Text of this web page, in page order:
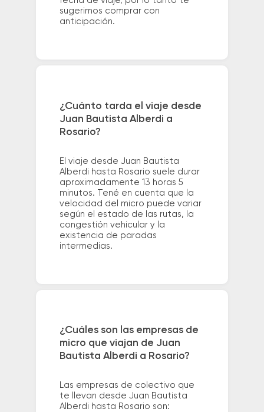
sugerimos comprar con
anticipación.
¿Cuánto tarda el viaje desde
Juan Bautista Alberdi a
Rosario?
El viaje desde Juan Bautista
Alberdi hasta Rosario suele durar
aproximadamente 13 horas 5
minutos. Tené en cuenta que la
velocidad del micro puede variar
según el estado de las rutas, la
congestión vehicular y la
existencia de paradas
intermedias.
¿Cuáles son las empresas de
micro que viajan de Juan
Bautista Alberdi a Rosario?
Las empresas de colectivo que
te llevan desde Juan Bautista
Alberdi hasta Rosario son: